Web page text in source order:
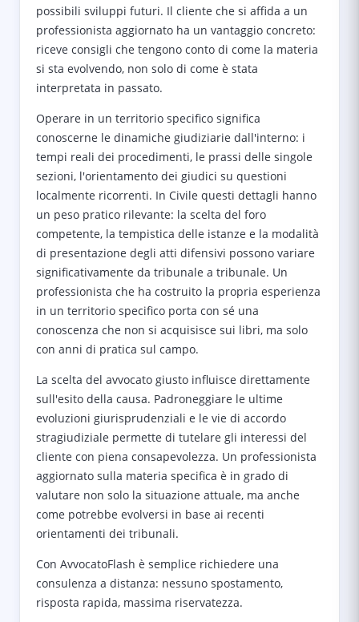
possibili sviluppi futuri. Il cliente che si affida a un
professionista aggiornato ha un vantaggio concreto:
riceve consigli che tengono conto di come la materia
si sta evolvendo, non solo di come è stata
interpretata in passato.
Operare in un territorio specifico significa
conoscerne le dinamiche giudiziarie dall'interno: i
tempi reali dei procedimenti, le prassi delle singole
sezioni, l'orientamento dei giudici su questioni
localmente ricorrenti. In Civile questi dettagli hanno
un peso pratico rilevante: la scelta del foro
competente, la tempistica delle istanze e la modalità
di presentazione degli atti difensivi possono variare
significativamente da tribunale a tribunale. Un
professionista che ha costruito la propria esperienza
in un territorio specifico porta con sé una
conoscenza che non si acquisisce sui libri, ma solo
con anni di pratica sul campo.
La scelta del avvocato giusto influisce direttamente
sull'esito della causa. Padroneggiare le ultime
evoluzioni giurisprudenziali e le vie di accordo
stragiudiziale permette di tutelare gli interessi del
cliente con piena consapevolezza. Un professionista
aggiornato sulla materia specifica è in grado di
valutare non solo la situazione attuale, ma anche
come potrebbe evolversi in base ai recenti
orientamenti dei tribunali.
Con AvvocatoFlash è semplice richiedere una
consulenza a distanza: nessuno spostamento,
risposta rapida, massima riservatezza.